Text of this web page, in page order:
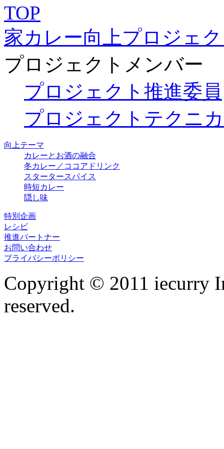
TOP
家カレー向上プロジェ
プロジェクトメンバー
プロジェクト推進委員
プロジェクトテクニ
向上テーマ
カレーとお酒の融合
冬カレー／ココアドリンク
スタータースパイス
時短カレー
隠し味
特別企画
レシピ
推進パートナー
お問い合わせ
プライバシーポリシー
Copyright © 2011 iecurry
reserved.